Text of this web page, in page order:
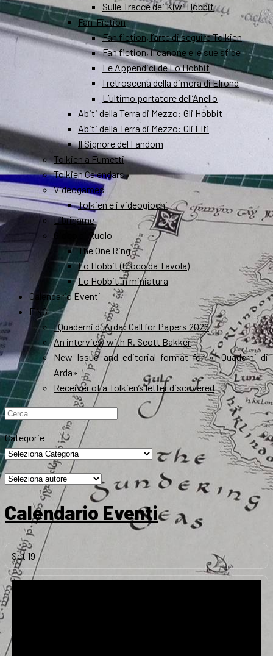
Sulle Tracce dei Kiwi Hobbit
Fan-Fiction
Fan fiction, l’arte di seguire Tolkien
Fan fiction, il canone e le sue sfide
Le Appendici de Lo Hobbit
I retroscena della dimora di Elrond
L’ultimo portatore dell’Anello
Abiti della Terra di Mezzo: Gli Hobbit
Abiti della Terra di Mezzo: Gli Elfi
Il Signore del Fandom
Tolkien a Fumetti
Tolkien Calendars
Videogames
Tolkien e i videogiochi
Librigame
Gioco di Ruolo
The One Ring
Lo Hobbit (Gioco da Tavola)
Lo Hobbit in miniatura
Calendario Eventi
ENG
I Quaderni di Arda: Call for Papers 2026
An interview with R. Scott Bakker
New Issue and editorial format for «I Quaderni di
Arda»
Receiver of a Tolkien’s letter discovered
Ricerca
per:
Categorie
Calendario Eventi
Set 19